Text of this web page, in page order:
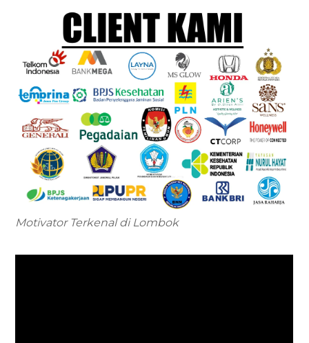
Motivator Terkenal di Lombok